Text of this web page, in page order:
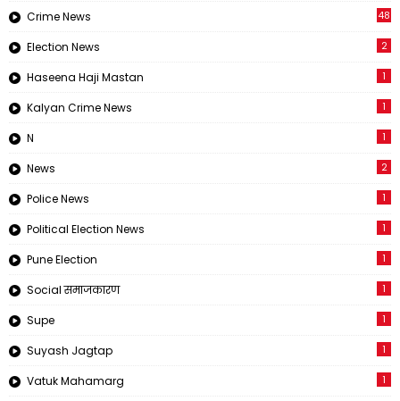
Crime News 48
Election News 2
Haseena Haji Mastan 1
Kalyan Crime News 1
N 1
News 2
Police News 1
Political Election News 1
Pune Election 1
Social समाजकारण 1
Supe 1
Suyash Jagtap 1
Vatuk Mahamarg 1